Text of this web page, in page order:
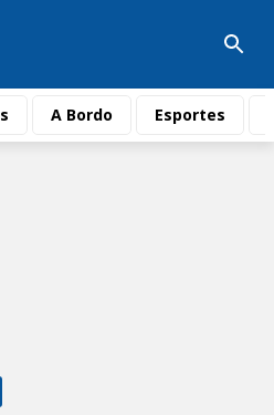
A Bordo Esportes